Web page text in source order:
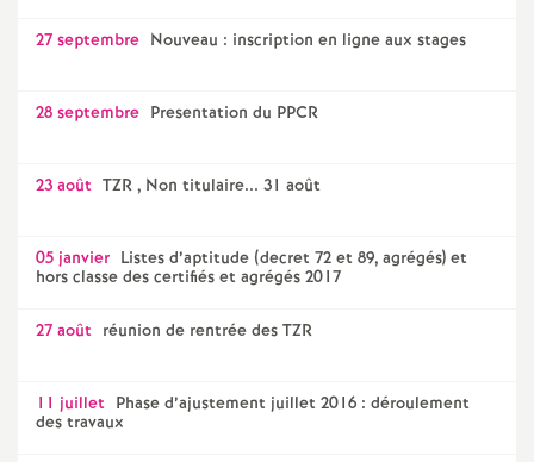
e
27 septembre Nouveau : inscription en ligne aux stages
28 septembre Presentation du PPCR
23 août TZR , Non titulaire... 31 août
05 janvier Listes d’aptitude (decret 72 et 89, agrégés) et
hors classe des certifiés et agrégés 2017
27 août réunion de rentrée des TZR
11 juillet Phase d’ajustement juillet 2016 : déroulement
des travaux